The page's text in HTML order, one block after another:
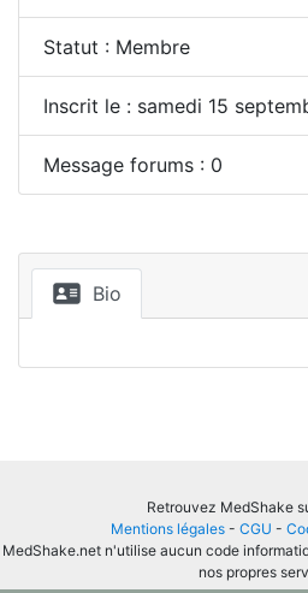
Statut : Membre
Inscrit le : samedi 15
Message forums : 0
Bio
Retrouvez MedShake
Mentions légales - CGU -
MedShake.net n'utilise aucun code
nos propres